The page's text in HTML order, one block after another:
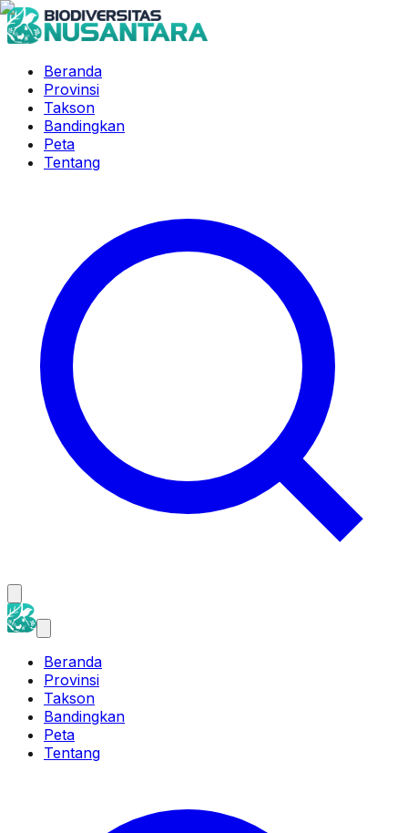
Beranda
Provinsi
Takson
Bandingkan
Peta
Tentang
Beranda
Provinsi
Takson
Bandingkan
Peta
Tentang